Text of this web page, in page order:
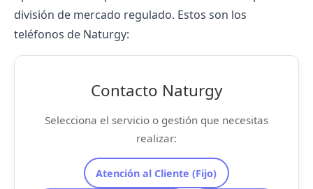
división de mercado regulado. Estos son los
teléfonos de Naturgy:
Contacto Naturgy
Selecciona el servicio o gestión que necesitas
realizar:
Atención al Cliente (Fijo)